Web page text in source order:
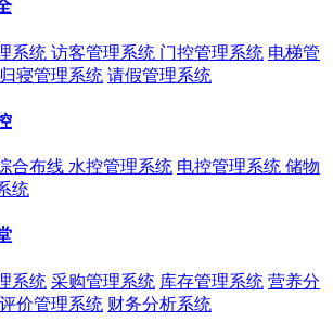
系统 访客管理系统 门控管理系统 电梯管
归寝管理系统 请假管理系统
合布线 水控管理系统 电控管理系统 储物
统
系统 采购管理系统 库存管理系统 营养分
评价管理系统 财务分析系统